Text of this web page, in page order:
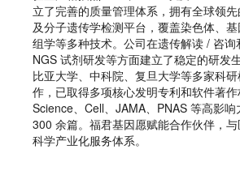
立了完善的质量管理体系，拥有全球领
及分子遗传学检测平台，覆盖染色体、
组学等多种技术。公司在遗传解读 / 咨询
NGS 试剂研发等方面建立了稳定的研发
比亚大学、中科院、复旦大学等多家科
作，已取得多项核心发明专利和软件著作
Science、Cell、JAMA、PNAS 等高影
300 余篇。福君基因愿赋能合作伙伴，
科学产业化服务体系。